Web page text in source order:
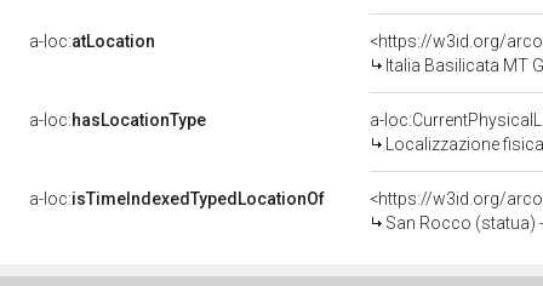
a-loc:atLocation
<https://w3id.org/
Italia Basilicata MT
a-loc:hasLocationType
a-
Localizzazione
a-loc:isTimeIndexedTypedLocationOf
<https://w3id.org/
San Rocco (statua)